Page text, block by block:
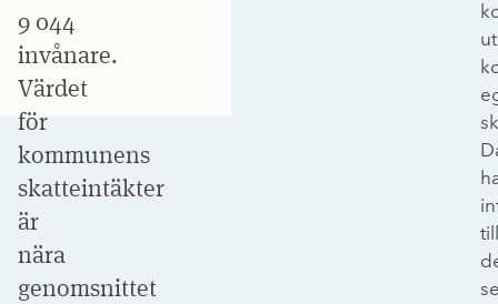
9 044
invånare.
Värdet
för
kommunens
skatteintäkter
är
nära
genomsnittet
till